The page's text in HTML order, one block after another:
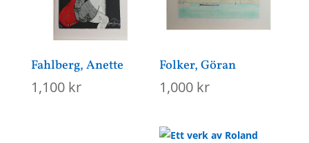
Fahlberg, Anette
1,100 kr
Folker, Göran
1,000 kr